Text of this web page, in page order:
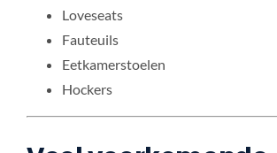
Loveseats
Fauteuils
Eetkamerstoelen
Hockers